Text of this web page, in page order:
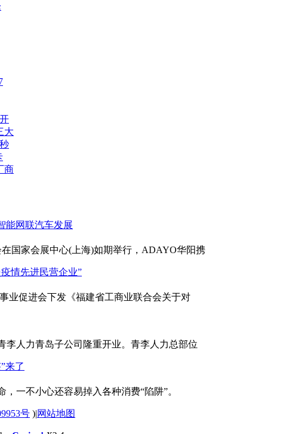
大
商
国家会展中心(上海)如期举行，ADAYO华阳携
促进会下发《福建省工商业联合会关于对
力青岛子公司隆重开业。青李人力总部位
一不小心还容易掉入各种消费“陷阱”。
号 )|网站地图